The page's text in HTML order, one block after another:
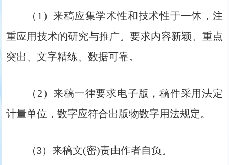
（1）来稿应集学术性和技术性于一体，注
重应用技术的研究与推广。要求内容新颖、重点
突出、文字精练、数据可靠。
（2）来稿一律要求电子版，稿件采用法定
计量单位，数字应符合出版物数字用法规定。
（3）来稿文(密)责由作者自负。